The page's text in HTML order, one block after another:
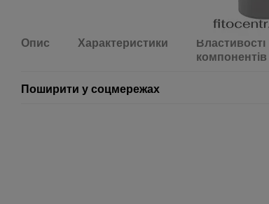
Опис Характеристики
Властивості
компонентів
Поширити у соцмережах